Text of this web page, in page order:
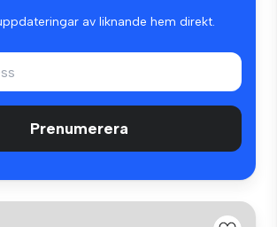
av liknande hem direkt.
Prenumerera